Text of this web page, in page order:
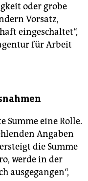
oder grobe
Vorsatz,
eingeschaltet“,
für Arbeit
Summe eine Rolle.
Angaben
die Summe
werde in der
ausgegangen“,